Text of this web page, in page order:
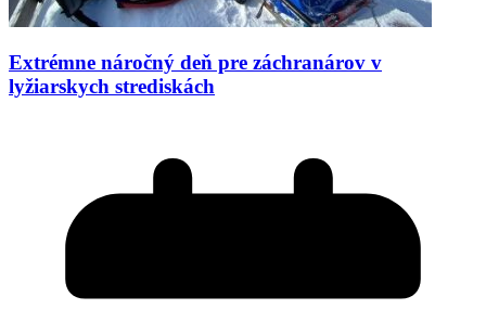
Extrémne náročný deň pre záchranárov v
lyžiarskych strediskách